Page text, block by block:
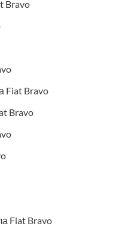
Bravo
Fiat Bravo
Bravo
Fiat Bravo